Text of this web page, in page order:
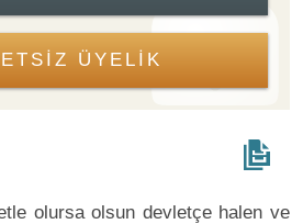
ÜYELİK
olursa olsun devletçe halen ve